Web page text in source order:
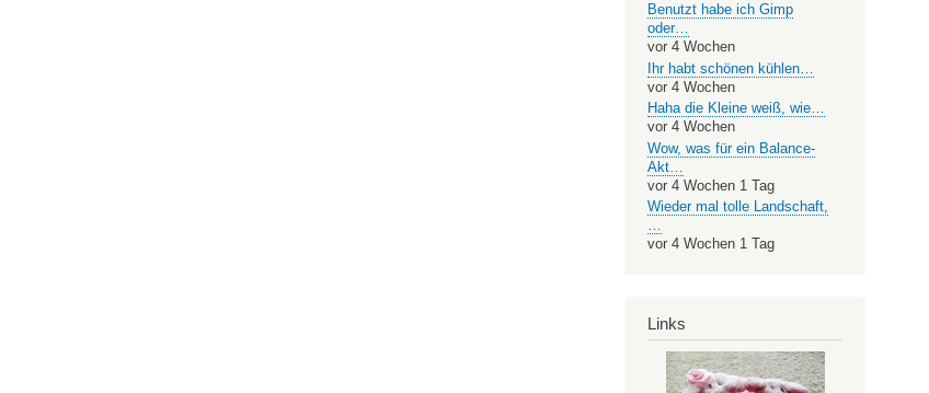
Benutzt habe ich Gimp
oder…
vor 4 Wochen
Ihr habt schönen kühlen…
vor 4 Wochen
Haha die Kleine weiß, wie…
vor 4 Wochen
Wow, was für ein Balance-
Akt…
vor 4 Wochen 1 Tag
Wieder mal tolle Landschaft,
…
vor 4 Wochen 1 Tag
Links